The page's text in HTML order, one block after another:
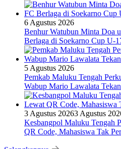
6 Agustus 2026
Benhur Watubun Minta Doa
Berlaga di Soekarno Cup U-
5 Agustus 2026
Pemkab Maluku Tengah
Wabup Mario Lawalata
3 Agustus 20263 Agustus
Kesbangpol Maluku Tengah
QR Code, Mahasiswa Tak